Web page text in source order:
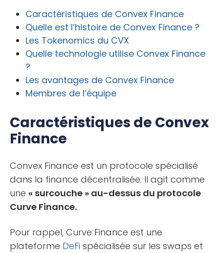
Caractéristiques de Convex Finance
Quelle est l’histoire de Convex Finance ?
Les Tokenomics du CVX
Quelle technologie utilise Convex Finance
?
Les avantages de Convex Finance
Membres de l’équipe
Caractéristiques de Convex
Finance
Convex Finance est un protocole spécialisé
dans la finance décentralisée. Il agit comme
une « surcouche » au-dessus du protocole
Curve Finance.
Pour rappel, Curve Finance est une
plateforme DeFi spécialisée sur les swaps et